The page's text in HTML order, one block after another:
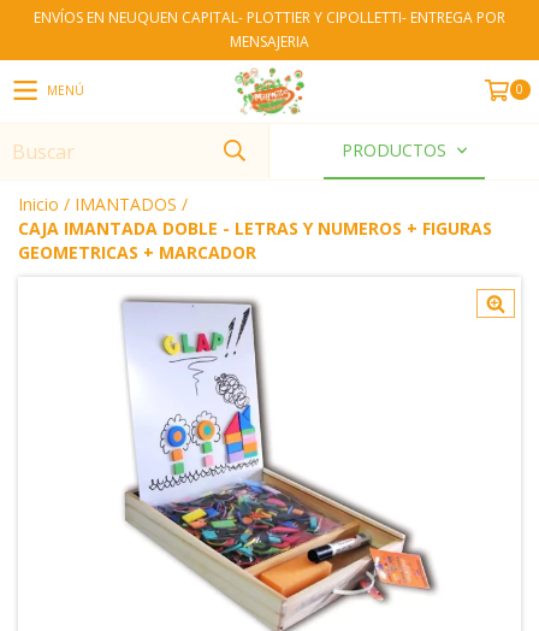
ENVÍOS EN NEUQUEN CAPITAL- PLOTTIER Y CIPOLLETTI- ENTREGA POR
MENSAJERIA
MENÚ 0
PRODUCTOS
Inicio / IMANTADOS /
CAJA IMANTADA DOBLE - LETRAS Y NUMEROS + FIGURAS
GEOMETRICAS + MARCADOR